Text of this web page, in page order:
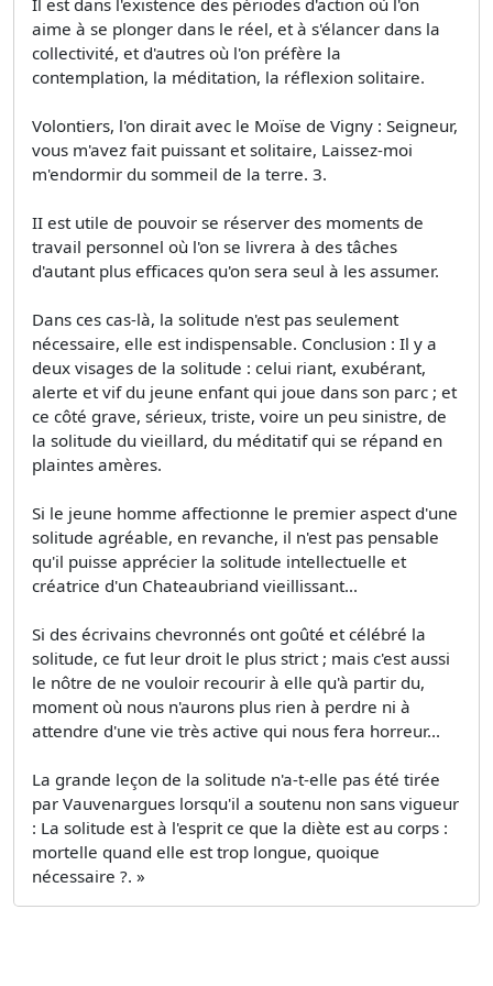
aime à se plonger dans le réel, et à s'élancer dans la
collectivité, et d'autres où l'on préfère la
contemplation, la méditation, la réflexion solitaire.
Volontiers, l'on dirait avec le Moïse de Vigny : Seigneur,
vous m'avez fait puissant et solitaire, Laissez-moi
m'endormir du sommeil de la terre. 3.
II est utile de pouvoir se réserver des moments de
travail personnel où l'on se livrera à des tâches
d'autant plus efficaces qu'on sera seul à les assumer.
Dans ces cas-là, la solitude n'est pas seulement
nécessaire, elle est indispensable. Conclusion : Il y a
deux visages de la solitude : celui riant, exubérant,
alerte et vif du jeune enfant qui joue dans son parc ; et
ce côté grave, sérieux, triste, voire un peu sinistre, de
la solitude du vieillard, du méditatif qui se répand en
plaintes amères.
Si le jeune homme affectionne le premier aspect d'une
solitude agréable, en revanche, il n'est pas pensable
qu'il puisse apprécier la solitude intellectuelle et
créatrice d'un Chateaubriand vieillissant...
Si des écrivains chevronnés ont goûté et célébré la
solitude, ce fut leur droit le plus strict ; mais c'est aussi
le nôtre de ne vouloir recourir à elle qu'à partir du,
moment où nous n'aurons plus rien à perdre ni à
attendre d'une vie très active qui nous fera horreur...
La grande leçon de la solitude n'a-t-elle pas été tirée
par Vauvenargues lorsqu'il a soutenu non sans vigueur
: La solitude est à l'esprit ce que la diète est au corps :
mortelle quand elle est trop longue, quoique
nécessaire ?. »